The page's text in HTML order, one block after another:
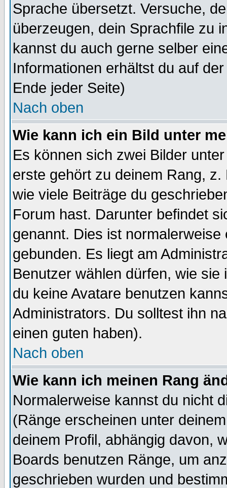
Sprache übersetzt. Versuche,
überzeugen, dein Sprachfile zu
kannst du auch gerne selber
Informationen erhältst du auf
Ende jeder Seite)
Nach oben
Wie kann ich ein Bild unter
Es können sich zwei Bilder
erste gehört zu deinem Rang,
wie viele Beiträge du
Forum hast. Darunter befindet
genannt. Dies ist
gebunden. Es liegt am
Benutzer wählen dürfen, wie
du keine Avatare benutzen
Administrators. Du solltest ihn
einen guten haben).
Nach oben
Wie kann ich meinen Rang
Normalerweise kannst du nicht
(Ränge erscheinen unter
deinem Profil, abhängig davon,
Boards benutzen Ränge, um
geschrieben wurden und